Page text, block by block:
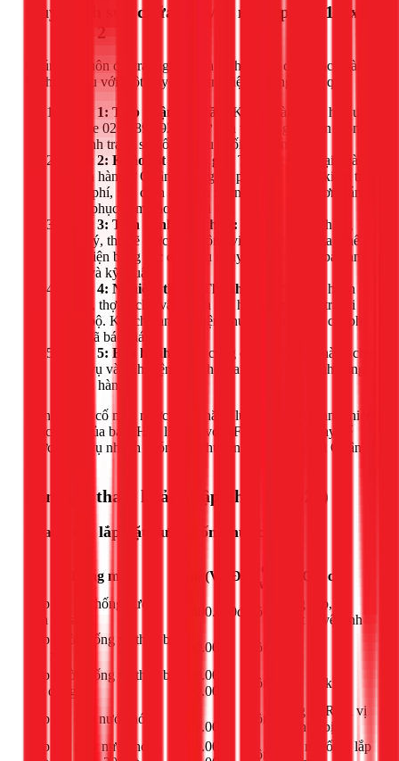
Quy trình sửa chữa chuyên nghiệp của 1Fix
tại Quận 2
Chúng tôi luôn đặt trải nghiệm và sự hài lòng của khách hàng
lên hàng đầu với một quy trình làm việc rõ ràng, hiệu quả.
Bước 1: Tiếp nhận yêu cầu:
Khách hàng liên hệ qua
hotline 028.3890.9294. Tư vấn viên sẽ ghi nhận thông
tin, tình trạng sự cố và điều phối thợ gần nhất.
Bước 2: Khảo sát & Báo giá:
Thợ sẽ có mặt tại nhà
khách hàng ở Quận 2 trong 30 phút, tiến hành kiểm tra
miễn phí, xác định nguyên nhân và đưa ra phương án
khắc phục kèm báo giá chi tiết.
Bước 3: Tiến hành sửa chữa: Sau khi khách hàng
đồng ý, thợ sẽ thực hiện công việc sửa chữa, thay thế
linh kiện bằng các dụng cụ chuyên dụng, đảm bảo an
toàn và kỹ thuật.
Bước 4: Nghiệm thu & Thanh toán:
Sau khi hoàn
thành, thợ sẽ cho vận hành thử hệ thống, kiểm tra lại
toàn bộ. Khách hàng nghiệm thu và thanh toán chi phí
như đã báo giá.
Bước 5: Bảo hành:
1Fix cung cấp phiếu bảo hành cho
dịch vụ và linh kiện thay thế, cam kết đồng hành cùng
khách hàng.
Đừng để sự cố máy nước nóng năng lượng mặt trời làm phiền
cuộc sống của bạn. Hãy liên hệ với 1Fix ngay hôm nay để
được phục vụ nhanh chóng và chuyên nghiệp nhất tại Quận
Bảng giá tham khảo (Cập nhật 03/2026)
Sửa chữa, lắp đặt đường ống nước
Hạng mục Giá (VNĐ)
vị
Ghi chú
Lắp đặt hệ thống nước
nhà vệ sinh
1.400.000đ công
Ống cấp, xả,
thiết bị vệ sinh
Lắp đường ống và thiết bị
200.000đ công
Lắp đường ống và thiết bị
gia dụng
200.000 -
600.000đ
công Tùy độ khó
Lắp đặt ống nước nóng
200.000đ
công
Ống PPR tới vị
trí thiết bị
Lắp đặt máy nước nóng
300.000 -
công
Kết nối ống, lắp